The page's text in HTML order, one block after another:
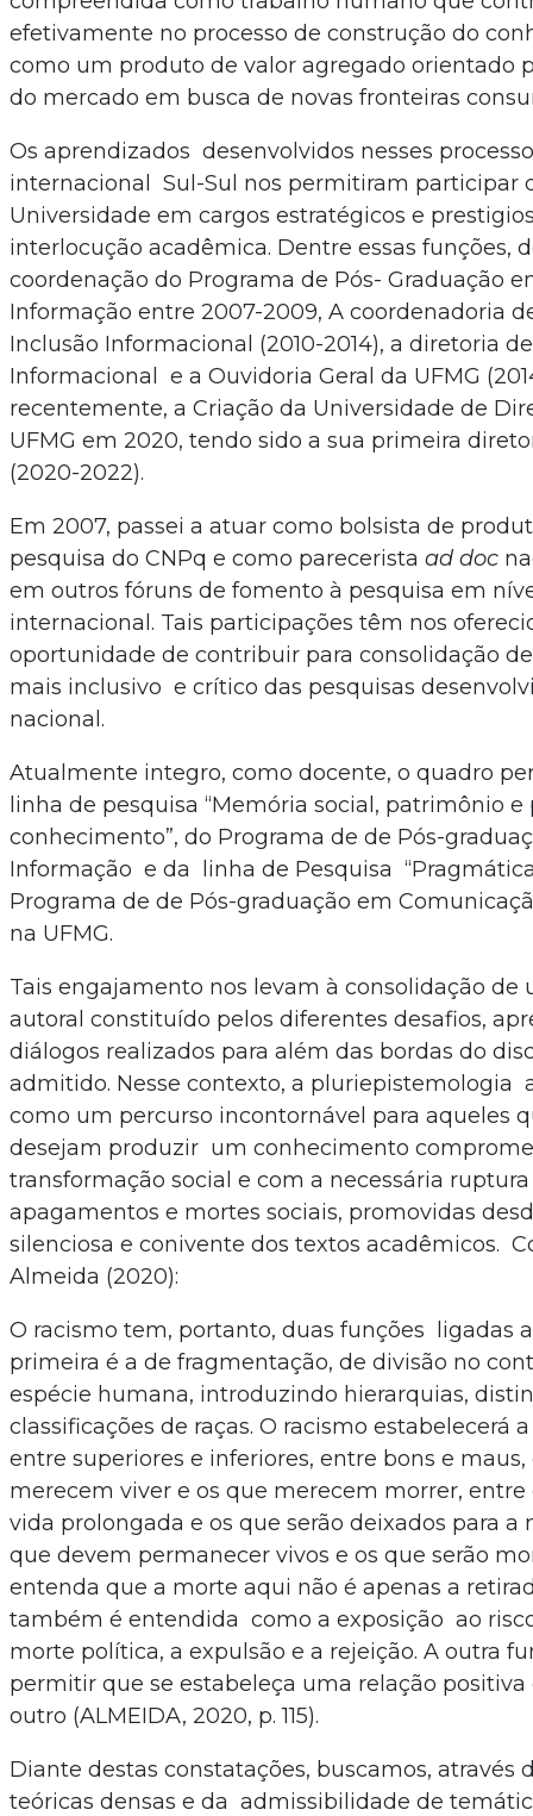
efetivamente no processo de construção do
como um produto de valor agregado orientado
do mercado em busca de novas fronteiras
Os aprendizados desenvolvidos nesses
internacional Sul-Sul nos permitiram participar
Universidade em cargos estratégicos e
interlocução acadêmica. Dentre essas funções,
coordenação do Programa de Pós- Graduação
Informação entre 2007-2009, A coordenadoria
Inclusão Informacional (2010-2014), a diretoria
Informacional e a Ouvidoria Geral da UFMG
recentemente, a Criação da Universidade de
UFMG em 2020, tendo sido a sua primeira
(2020-2022).
Em 2007, passei a atuar como bolsista de
pesquisa do CNPq e como parecerista ad doc
em outros fóruns de fomento à pesquisa em
internacional. Tais participações têm nos
oportunidade de contribuir para consolidação
mais inclusivo e crítico das pesquisas
nacional.
Atualmente integro, como docente, o quadro
linha de pesquisa “Memória social, patrimônio
conhecimento”, do Programa de de Pós-
Informação e da linha de Pesquisa
Programa de de Pós-graduação em
na UFMG.
Tais engajamento nos levam à consolidação de
autoral constituído pelos diferentes desafios,
diálogos realizados para além das bordas do
admitido. Nesse contexto, a pluriepistemologia
como um percurso incontornável para aqueles
desejam produzir um conhecimento
transformação social e com a necessária
apagamentos e mortes sociais, promovidas
silenciosa e conivente dos textos acadêmicos.
Almeida (2020):
O racismo tem, portanto, duas funções ligadas
primeira é a de fragmentação, de divisão no
espécie humana, introduzindo hierarquias,
classificações de raças. O racismo estabelecerá
entre superiores e inferiores, entre bons e
merecem viver e os que merecem morrer, entre
vida prolongada e os que serão deixados para a
que devem permanecer vivos e os que serão
entenda que a morte aqui não é apenas a
também é entendida como a exposição ao
morte política, a expulsão e a rejeição. A outra
permitir que se estabeleça uma relação
outro (ALMEIDA, 2020, p. 115).
Diante destas constatações, buscamos, através
teóricas densas e da admissibilidade de